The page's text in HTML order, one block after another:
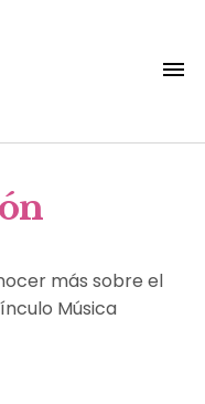
más sobre el
Música